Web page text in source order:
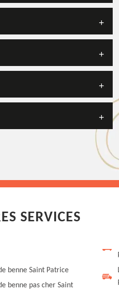
SERVICES
benne Saint Patrice
benne pas cher Saint